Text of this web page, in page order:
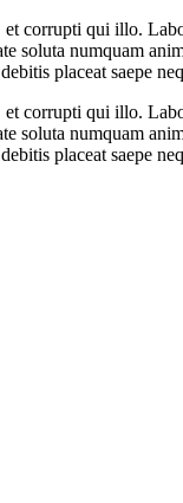
corrupti qui illo.
soluta numquam
placeat saepe
corrupti qui illo.
soluta numquam
placeat saepe